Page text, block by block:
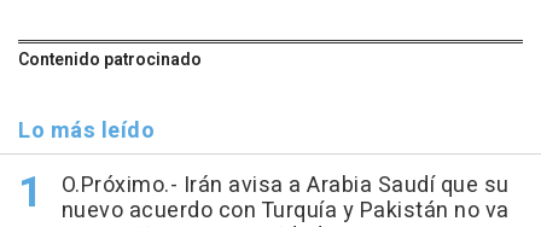
Contenido patrocinado
Lo más leído
O.Próximo.- Irán avisa a Arabia Saudí que su
nuevo acuerdo con Turquía y Pakistán no va